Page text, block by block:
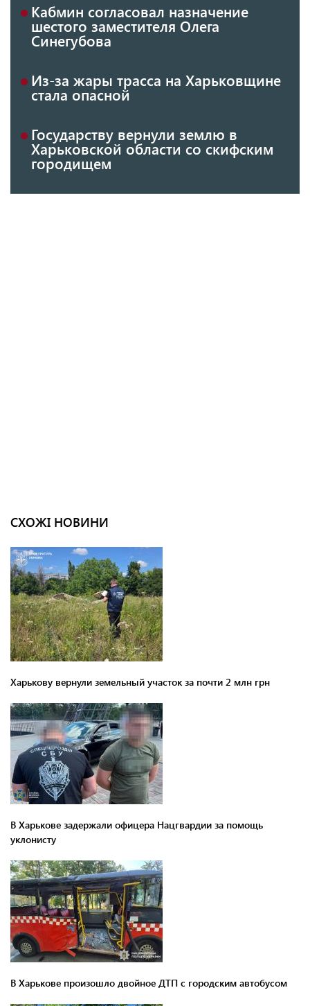
Кабмин согласовал назначение
шестого заместителя Олега
Синегубова
Из-за жары трасса на Харьковщине
стала опасной
Государству вернули землю в
Харьковской области со скифским
городищем
СХОЖІ НОВИНИ
Харькову вернули земельный участок за почти 2 млн грн
В Харькове задержали офицера Нацгвардии за помощь
уклонисту
В Харькове произошло двойное ДТП с городским автобусом